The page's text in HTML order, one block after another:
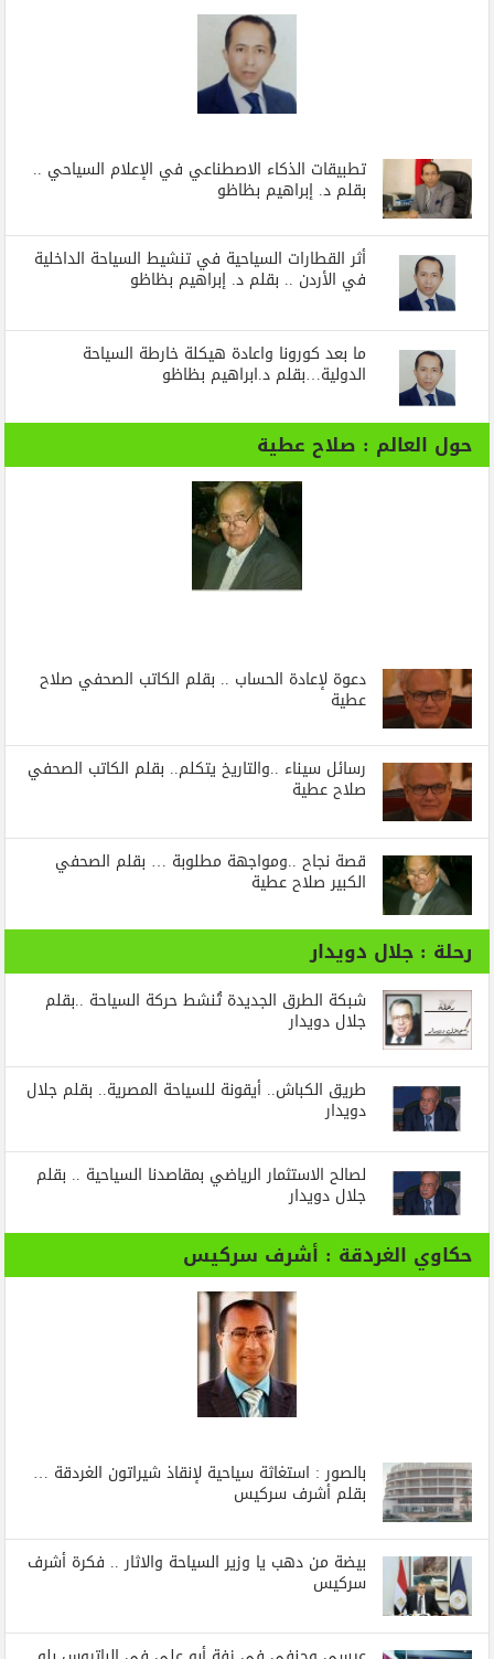
تطبيقات الذكاء الاصطناعي في الإعلام السياحي ..
بقلم د. إبراهيم بظاظو
أثر القطارات السياحية في تنشيط السياحة الداخلية
في الأردن .. بقلم د. إبراهيم بظاظو
ما بعد كورونا واعادة هيكلة خارطة السياحة
الدولية…بقلم د.ابراهيم بظاظو
حول العالم : صلاح عطية
دعوة لإعادة الحساب .. بقلم الكاتب الصحفي صلاح
عطية
رسائل‭ ‬سيناء‭.. ‬والتاريخ‭ ‬يتكلم.. بقلم الكاتب الصحفي
صلاح عطية
قصة نجاح ..ومواجهة مطلوبة … بقلم الصحفي
الكبير صلاح عطية
رحلة : جلال دويدار
شبكة الطرق الجديدة تُنشط حركة السياحة ..بقلم
جلال دويدار
طريق الكباش.. أيقونة للسياحة المصرية.. بقلم جلال
دويدار
لصالح الاستثمار الرياضي بمقاصدنا السياحية .. بقلم
جلال دويدار
حكاوي الغردقة : أشرف سركيس
بالصور : استغاثة سياحية لإنقاذ شيراتون الغردقة …
بقلم أشرف سركيس
بيضة من دهب يا وزير السياحة والاثار .. فكرة أشرف
سركيس